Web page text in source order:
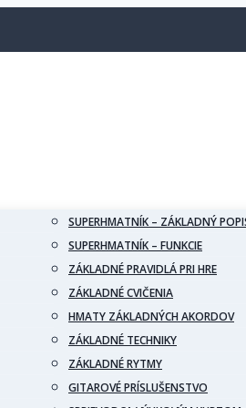
SUPERHMATNÍK – ZÁKLADNÝ
SUPERHMATNÍK – FUNKCIE
ZÁKLADNÉ PRAVIDLÁ PRI HRE
ZÁKLADNÉ CVIČENIA
HMATY ZÁKLADNÝCH AKORDOV
ZÁKLADNÉ TECHNIKY
ZÁKLADNÉ RYTMY
GITAROVÉ PRÍSLUŠENSTVO